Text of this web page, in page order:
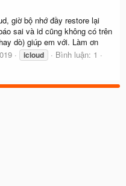
giờ bộ nhớ đầy restore lại
sai và id cũng không có trên
dò) giúp em với. Làm ơn
icloud
Bình luận: 1